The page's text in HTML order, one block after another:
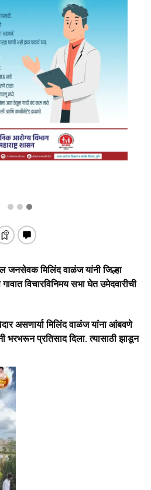
जनसेवक मिलिंद वाळंज यांनी जिल्हा
विचारविनिमय सभा घेत उमेदवारीची
असणार्या मिलिंद वाळंज यांना आंबवणे
भरभरून प्रतिसाद दिला. त्यासाठी झाडून